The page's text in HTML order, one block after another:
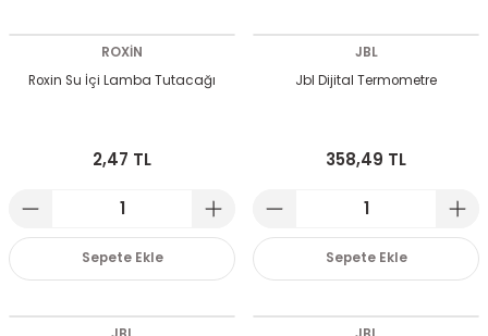
ROXİN
Roxin Su İçi Lamba Tutacağı
2,47 TL
Sepete Ekle
JBL
Jbl Dijital Termometre
358,49 TL
Sepete Ekle